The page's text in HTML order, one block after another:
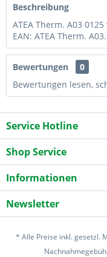
Beschreibung
ATEA Therm. A03
EAN: ATEA Therm.
Bewertungen
0
Bewertungen lesen,
Service Hotline
Shop Service
Informationen
Newsletter
* Alle Preise inkl. gesetzl.